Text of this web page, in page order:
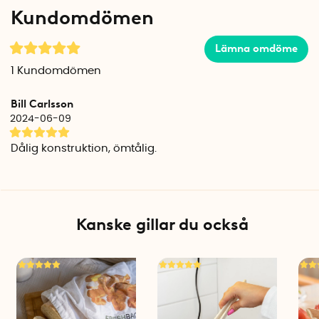
de 1,2 cm breda, i mitten är de 1 cm breda och längst fram
När du vill skiva hela brödet i samma tjocklek, flyttar du
skurna brödskivorna, putta in brödet mot bakstycket och
skär på nytt.
Smulbricka undertill
papperskorgen.
Brödskäraren går att fälla ihop för att spara plats efter
användning. Ta loss bakstycket och fäll ner sidorna, lägg
sedan ner allt i smulbrickan. Brödskivaren är endast 5,5 cm
Kundomdömen
Lämna omdöme
1 Kundomdömen
Bill Carlsson
2024-06-09
Dålig konstruktion, ömtålig.
Kanske gillar du också